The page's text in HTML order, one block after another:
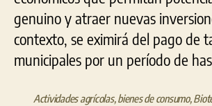
genuino y atraer nuevas
contexto, se eximirá del pago de
municipales por un período de
Actividades agrícolas,bienes de consumo,